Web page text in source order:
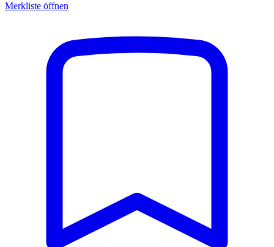
Merkliste öffnen